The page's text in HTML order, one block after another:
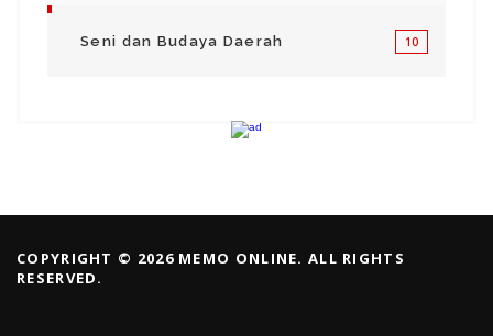
Seni dan Budaya Daerah 10
COPYRIGHT © 2026 MEMO ONLINE. ALL RIGHTS
RESERVED.